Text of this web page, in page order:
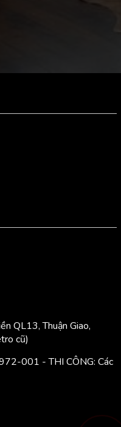
QL13, Thuận Giao,
cũ)
001 - THI CÔNG: Các